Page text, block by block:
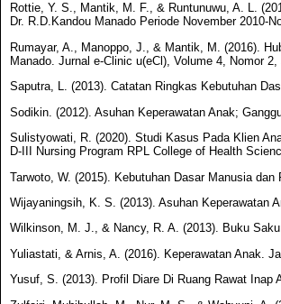
Rottie, Y. S., Mantik, M. F., & Runtunuwu, A. L.
Dr. R.D.Kandou Manado Periode November 2010-
Rumayar, A., Manoppo, J., & Mantik, M. (2016).
Manado. Jurnal e-Clinic u(eCl), Volume 4, Nomor 2,
Saputra, L. (2013). Catatan Ringkas Kebutuhan
Sodikin. (2012). Asuhan Keperawatan Anak;
Sulistyowati, R. (2020). Studi Kasus Pada Klien
D-III Nursing Program RPL College of Health
Tarwoto, W. (2015). Kebutuhan Dasar Manusia
Wijayaningsih, K. S. (2013). Asuhan Keperawatan
Wilkinson, M. J., & Nancy, R. A. (2013). Buku
Yuliastati, & Arnis, A. (2016). Keperawatan Anak.
Yusuf, S. (2013). Profil Diare Di Ruang Rawat